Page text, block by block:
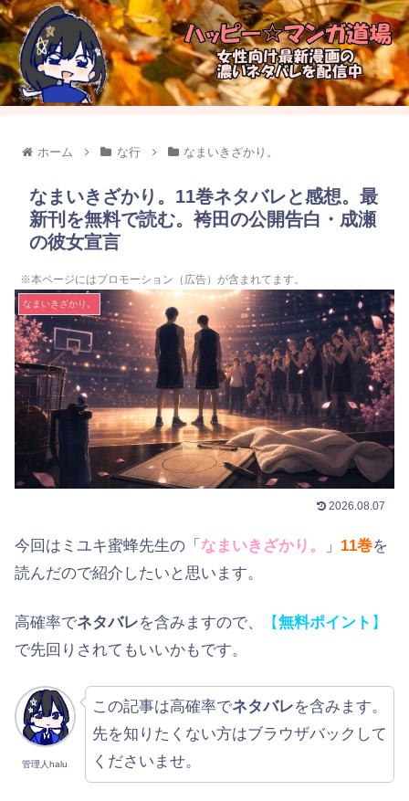
ホーム な行 なまいきざかり。
なまいきざかり。11巻ネタバレと感想。最
新刊を無料で読む。袴田の公開告白・成瀬
の彼女宣言
※本ページにはプロモーション（広告）が含まれてます。
なまいきざかり。
2026.08.07
今回はミユキ蜜蜂先生の「 なまいきざかり。 」 11巻を
読んだので紹介したいと思います。
高確率でネタバレを含みますので、 【無料ポイント 】
で先回りされてもいいかもです。
管理人halu
この記事は高確率でネタバレを含みます。
先を知りたくない方はブラウザバックして
くださいませ。